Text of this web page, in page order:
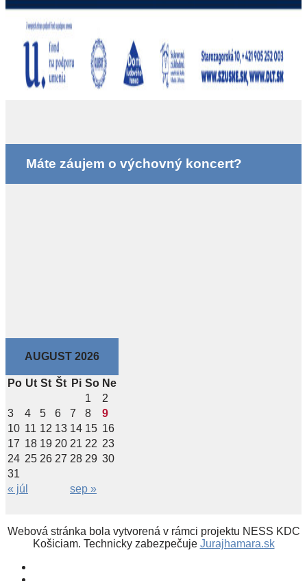
Máte záujem o výchovný koncert?
AUGUST 2026
Po Ut St Št Pi So Ne
1
2
3
4 5 6 7 8
9
10 11 12 13 14 15 16
17 18 19 20 21 22 23
24 25 26 27 28 29 30
31
« júl
sep »
Webová stránka bola vytvorená v rámci projektu NESS KDC
Košiciam. Technicky zabezpečuje Jurajhamara.sk